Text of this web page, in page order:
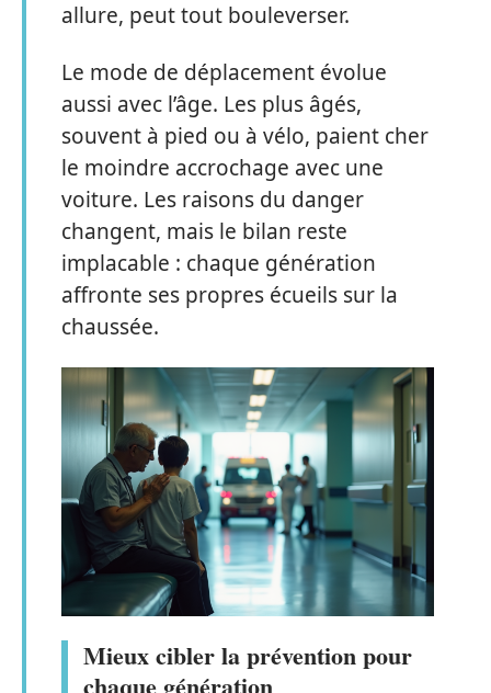
allure, peut tout bouleverser.
Le mode de déplacement évolue
aussi avec l’âge. Les plus âgés,
souvent à pied ou à vélo, paient cher
le moindre accrochage avec une
voiture. Les raisons du danger
changent, mais le bilan reste
implacable : chaque génération
affronte ses propres écueils sur la
chaussée.
Mieux cibler la prévention pour